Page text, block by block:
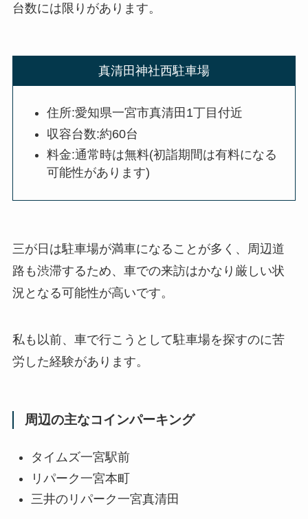
台数には限りがあります。
真清田神社西駐車場
住所:愛知県一宮市真清田1丁目付近
収容台数:約60台
料金:通常時は無料(初詣期間は有料になる
可能性があります)
三が日は駐車場が満車になることが多く、周辺道
路も渋滞するため、車での来訪はかなり厳しい状
況となる可能性が高いです。
私も以前、車で行こうとして駐車場を探すのに苦
労した経験があります。
周辺の主なコインパーキング
タイムズ一宮駅前
リパーク一宮本町
三井のリパーク一宮真清田